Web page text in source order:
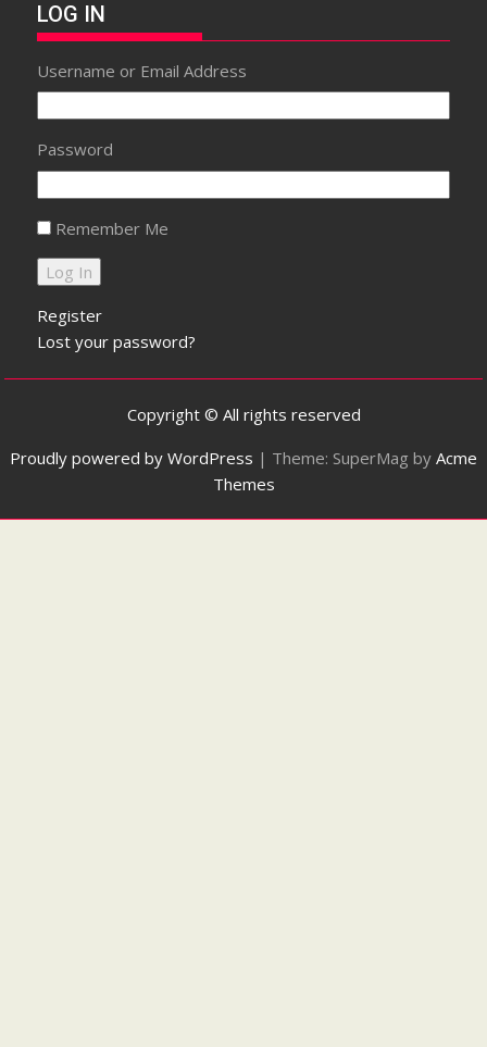
LOG IN
Username or Email Address
Password
Remember Me
Register
Lost your password?
Copyright © All rights reserved
Proudly powered by WordPress | Theme: SuperMag by Acme
Themes